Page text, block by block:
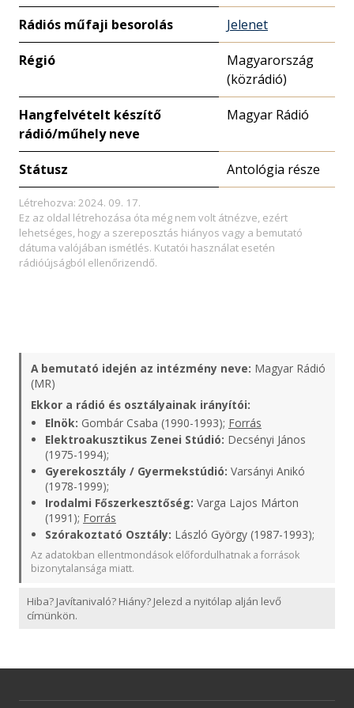
Rádiós műfaji besorolás Jelenet
Régió
Magyarország
(közrádió)
Hangfelvételt készítő
rádió/műhely neve
Magyar Rádió
Státusz Antológia része
Létrehozva: 2024. 09. 17.
Ez az oldal létrehozása óta még nem volt átnézve, ezért
lehetséges, hogy a szereposztás hiányos vagy a bemutató
dátuma valójában ismétlés. Kutatói használat esetén
rádióújságból ellenőrizendő.
A bemutató idején az intézmény neve: Magyar Rádió
(MR)
Ekkor a rádió és osztályainak irányítói:
Elnök: Gombár Csaba (1990-1993); Forrás
Elektroakusztikus Zenei Stúdió: Decsényi János
(1975-1994);
Gyerekosztály / Gyermekstúdió: Varsányi Anikó
(1978-1999);
Irodalmi Főszerkesztőség: Varga Lajos Márton
(1991); Forrás
Szórakoztató Osztály: László György (1987-1993);
Az adatokban ellentmondások előfordulhatnak a források
bizonytalansága miatt.
Hiba? Javítanivaló? Hiány? Jelezd a nyitólap alján levő
címünkön.